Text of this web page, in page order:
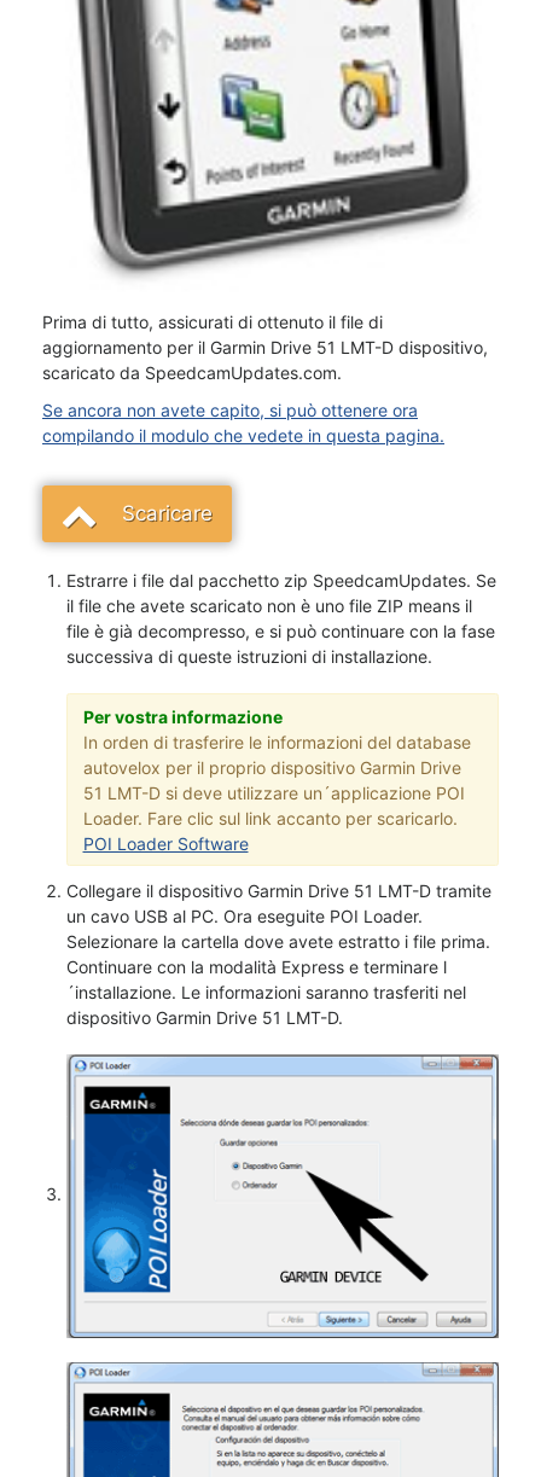
Prima di tutto, assicurati di ottenuto il file di
aggiornamento per il Garmin Drive 51 LMT-D dispositivo,
scaricato da SpeedcamUpdates.com.
Se ancora non avete capito, si può ottenere ora
compilando il modulo che vedete in questa pagina.
Scaricare
Estrarre i file dal pacchetto zip SpeedcamUpdates. Se
il file che avete scaricato non è uno file ZIP means il
file è già decompresso, e si può continuare con la fase
successiva di queste istruzioni di installazione.
Per vostra informazione
In orden di trasferire le informazioni del database
autovelox per il proprio dispositivo Garmin Drive
51 LMT-D si deve utilizzare un´applicazione POI
Loader. Fare clic sul link accanto per scaricarlo.
POI Loader Software
Collegare il dispositivo Garmin Drive 51 LMT-D tramite
un cavo USB al PC. Ora eseguite POI Loader.
Selezionare la cartella dove avete estratto i file prima.
Continuare con la modalità Express e terminare l
´installazione. Le informazioni saranno trasferiti nel
dispositivo Garmin Drive 51 LMT-D.